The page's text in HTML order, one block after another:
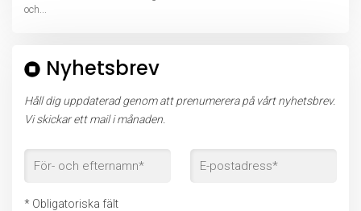
och...
Nyhetsbrev
Håll dig uppdaterad genom att prenumerera på vårt nyhetsbrev.
Vi skickar ett mail i månaden.
* Obligatoriska fält